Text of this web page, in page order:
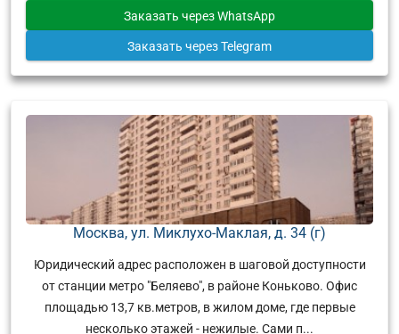
Заказать через WhatsApp
Заказать через Telegram
Москва, ул. Миклухо-Маклая, д. 34 (г)
Юридический адрес расположен в шаговой доступности
от станции метро "Беляево", в районе Коньково. Офис
площадью 13,7 кв.метров, в жилом доме, где первые
несколько этажей - нежилые. Сами п...